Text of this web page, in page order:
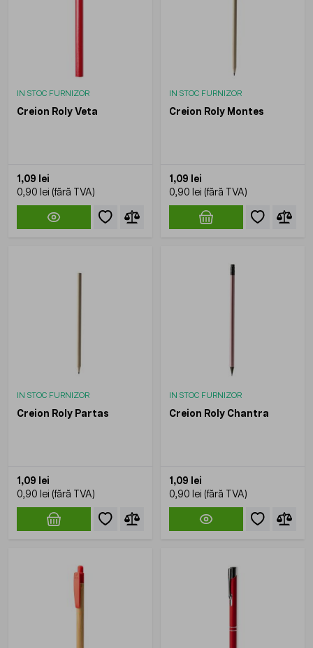
IN STOC FURNIZOR
Creion Roly Veta
1,09 lei
0,90 lei
IN STOC FURNIZOR
Creion Roly Montes
1,09 lei
0,90 lei
IN STOC FURNIZOR
Creion Roly Partas
1,09 lei
0,90 lei
IN STOC FURNIZOR
Creion Roly Chantra
1,09 lei
0,90 lei